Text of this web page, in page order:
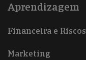
Aprendizagem
Financeira e Riscos
Marketing